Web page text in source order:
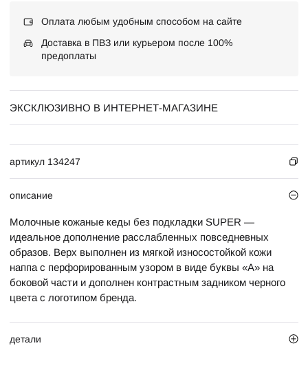
Оплата любым удобным способом на сайте
Доставка в ПВЗ или курьером после 100%
предоплаты
ЭКСКЛЮЗИВНО В ИНТЕРНЕТ-МАГАЗИНЕ
артикул 134247
описание
Молочные кожаные кеды без подкладки SUPER —
идеальное дополнение расслабленных повседневных
образов. Верх выполнен из мягкой износостойкой кожи
наппа с перфорированным узором в виде буквы «А» на
боковой части и дополнен контрастным задником черного
цвета с логотипом бренда.
детали